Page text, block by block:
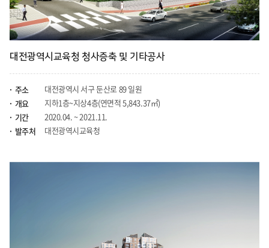
대전광역시교육청 청사증축 및 기타공사
주소
대전광역시 서구 둔산로 89 일원
개요
지하1층~지상4층(연면적 5,843.37㎡)
기간
2020.04. ~ 2021.11.
발주처
대전광역시교육청